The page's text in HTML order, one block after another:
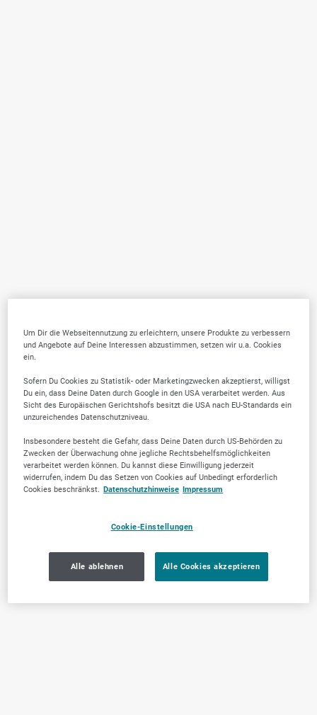
Um Dir die Webseitennutzung zu erleichtern, unsere Produkte zu verbessern
und Angebote auf Deine Interessen abzustimmen, setzen wir u.a. Cookies
ein.
Sofern Du Cookies zu Statistik- oder Marketingzwecken akzeptierst, willigst
Du ein, dass Deine Daten durch Google in den USA verarbeitet werden. Aus
Sicht des Europäischen Gerichtshofs besitzt die USA nach EU-Standards ein
unzureichendes Datenschutzniveau.
Insbesondere besteht die Gefahr, dass Deine Daten durch US-Behörden zu
Zwecken der Überwachung ohne jegliche Rechtsbehelfsmöglichkeiten
verarbeitet werden können. Du kannst diese Einwilligung jederzeit
widerrufen, indem Du das Setzen von Cookies auf Unbedingt erforderlich
Cookies beschränkst. Datenschutzhinweise Impressum
Cookie-Einstellungen
Alle ablehnen Alle Cookies akzeptieren